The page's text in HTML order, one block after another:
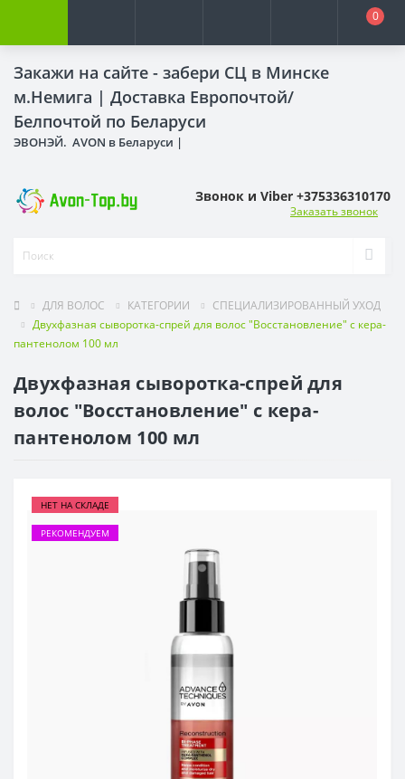
Закажи на сайте - забери СЦ в Минске
м.Немига | Доставка Европочтой/
Белпочтой по Беларуси
ЭВОНЭЙ. AVON в Беларуси |
0
Звонок и Viber +375336310170
Заказать звонок
ДЛЯ ВОЛОС КАТЕГОРИИ
СПЕЦИАЛИЗИРОВАННЫЙ УХОД
Двухфазная сыворотка-спрей для волос "Восстановление" с кера-
пантенолом 100 мл
Двухфазная сыворотка-спрей для
волос "Восстановление" с кера-
пантенолом 100 мл
НЕТ НА СКЛАДЕ
РЕКОМЕНДУЕМ